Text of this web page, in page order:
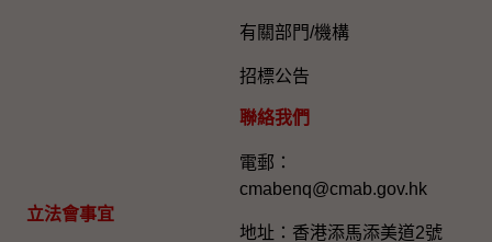
立法會事宜
有關部門/機構
招標公告
聯絡我們
電郵：
cmabenq@cmab.gov.hk​
地址：香港添馬添美道2號